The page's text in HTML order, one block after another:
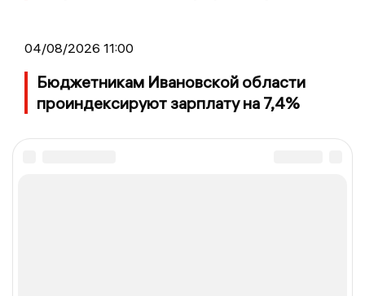
04/08/2026 11:00
Бюджетникам Ивановской области
проиндексируют зарплату на 7,4%